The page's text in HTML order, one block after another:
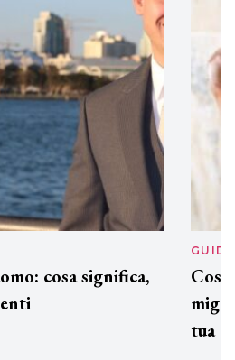
cosa significa,
GUIDE
tua